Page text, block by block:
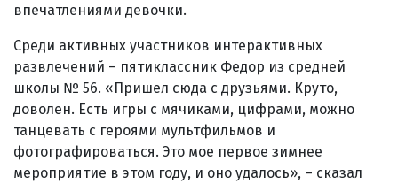
впечатлениями девочки.
Среди активных участников интерактивных
развлечений – пятиклассник Федор из средней
школы № 56. «Пришел сюда с друзьями. Круто,
доволен. Есть игры с мячиками, цифрами, можно
танцевать с героями мультфильмов и
фотографироваться. Это мое первое зимнее
мероприятие в этом году, и оно удалось», – сказал